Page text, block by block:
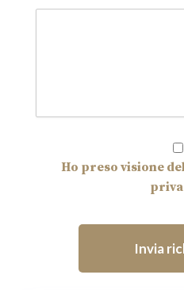
Ho preso visione
Invia